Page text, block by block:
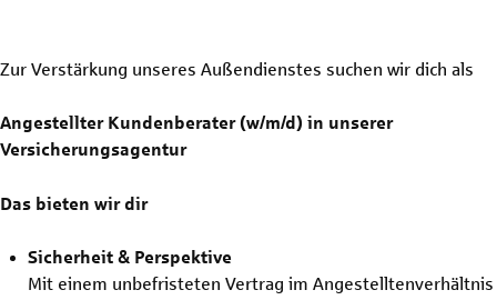
Zur Verstärkung unseres Außendienstes suchen wir dich als
Angestellter Kundenberater (w/m/d) in unserer
Versicherungsagentur
Das bieten wir dir
Sicherheit & Perspektive
Mit einem unbefristeten Vertrag im Angestelltenverhältnis